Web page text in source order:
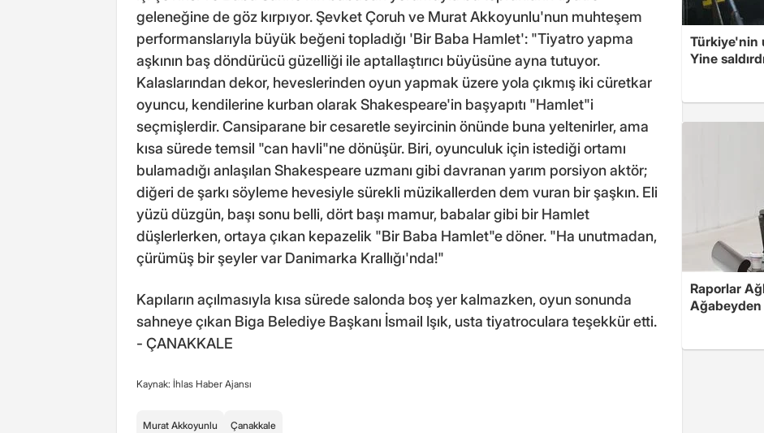
geleneğine de göz kırpıyor. Şevket Çoruh ve Murat Akkoyunlu'nun muhteşem
performanslarıyla büyük beğeni topladığı 'Bir Baba Hamlet': "Tiyatro yapma
aşkının baş döndürücü güzelliği ile aptallaştırıcı büyüsüne ayna tutuyor.
Kalaslarından dekor, heveslerinden oyun yapmak üzere yola çıkmış iki cüretkar
oyuncu, kendilerine kurban olarak Shakespeare'in başyapıtı "Hamlet"i
seçmişlerdir. Cansiparane bir cesaretle seyircinin önünde buna yeltenirler, ama
kısa sürede temsil "can havli"ne dönüşür. Biri, oyunculuk için istediği ortamı
bulamadığı anlaşılan Shakespeare uzmanı gibi davranan yarım porsiyon aktör;
diğeri de şarkı söyleme hevesiyle sürekli müzikallerden dem vuran bir şaşkın. Eli
yüzü düzgün, başı sonu belli, dört başı mamur, babalar gibi bir Hamlet
düşlerlerken, ortaya çıkan kepazelik "Bir Baba Hamlet"e döner. "Ha unutmadan,
çürümüş bir şeyler var Danimarka Krallığı'nda!"
Kapıların açılmasıyla kısa sürede salonda boş yer kalmazken, oyun sonunda
sahneye çıkan Biga Belediye Başkanı İsmail Işık, usta tiyatroculara teşekkür etti.
- ÇANAKKALE
Kaynak: İhlas Haber Ajansı
Murat Akkoyunlu Çanakkale
Türkiye'nin
Yine
Raporlar
Ağabeyden